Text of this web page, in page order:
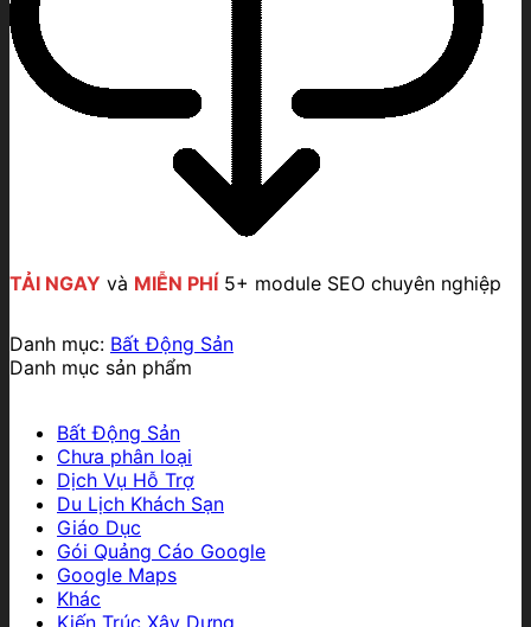
TẢI NGAY và MIỄN PHÍ 5+ module SEO chuyên nghiệp
Danh mục: Bất Động Sản
Danh mục sản phẩm
Bất Động Sản
Chưa phân loại
Dịch Vụ Hỗ Trợ
Du Lịch Khách Sạn
Giáo Dục
Gói Quảng Cáo Google
Google Maps
Khác
Kiến Trúc Xây Dựng